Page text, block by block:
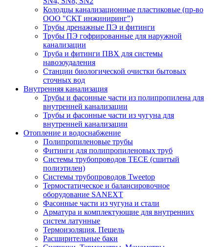
Колодцы канализационные пластиковые (пр-во
ООО "СКТ инжиниринг")
Трубы дренажные ПЭ и фитинги
Трубы ПЭ гофрированные для наружной
канализации
Труба и фитинги ПВХ для системы
навозоудаления
Станции биологической очистки бытовых
сточных вод
Внутренняя канализация
Трубы и фасонные части из полипропилена для
внутренней канализации
Трубы и фасонные части из чугуна для
внутренней канализации
Отопление и водоснабжение
Полипропиленовые трубы
Фитинги для полипропиленовых труб
Системы трубопроводов TECE (сшитый
полиэтилен)
Системы трубопроводов Tweetop
Термостатическое и балансировочное
оборудование SANEXT
Фасонные части из чугуна и стали
Арматура и комплектующие для внутренних
систем латунные
Термоизоляция. Пешель
Расширительные баки